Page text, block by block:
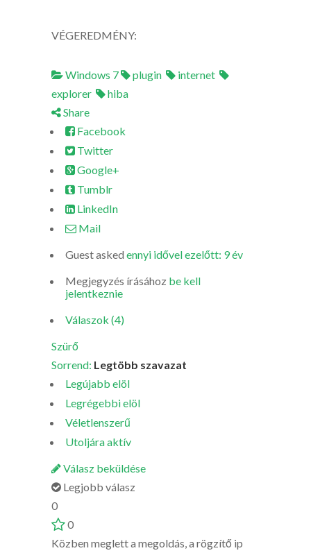
VÉGEREDMÉNY:
Windows 7 plugin
internet
explorer
hiba
Share
Facebook
Twitter
Google+
Tumblr
LinkedIn
Mail
Guestasked ennyi idővel ezelőtt: 9 év
Megjegyzés írásához be kell
jelentkeznie
Válaszok (4)
Szürő
Sorrend: Legtöbb szavazat
Legújabb elöl
Legrégebbi elöl
Véletlenszerű
Utoljára aktív
Válasz beküldése
Legjobb válasz
0
0
Közben meglett a megoldás, a rögzítő ip